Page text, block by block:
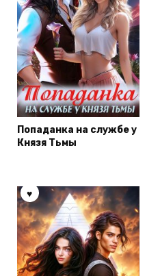
Попаданка на службе у
Князя Тьмы